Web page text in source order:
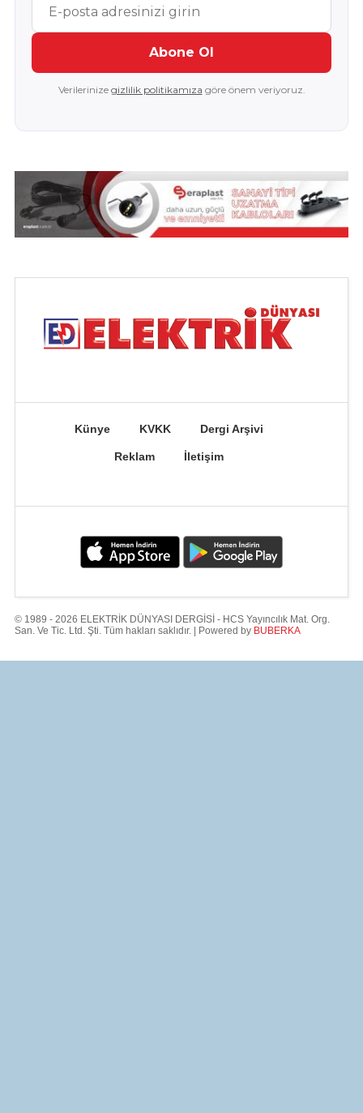
Abone Ol
Verilerinize gizlilik politikamıza göre önem veriyoruz.
Künye KVKK Dergi Arşivi
Reklam İletişim
© 1989 - 2026 ELEKTRİK DÜNYASI DERGİSİ - HCS Yayıncılık Mat. Org.
San. Ve Tic. Ltd. Şti. Tüm hakları saklıdır. | Powered by BUBERKA